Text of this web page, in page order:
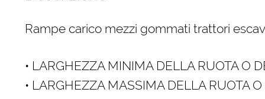
Rampe carico mezzi gommati trattori
• LARGHEZZA MINIMA DELLA RUOTA O
• LARGHEZZA MASSIMA DELLA RUOTA